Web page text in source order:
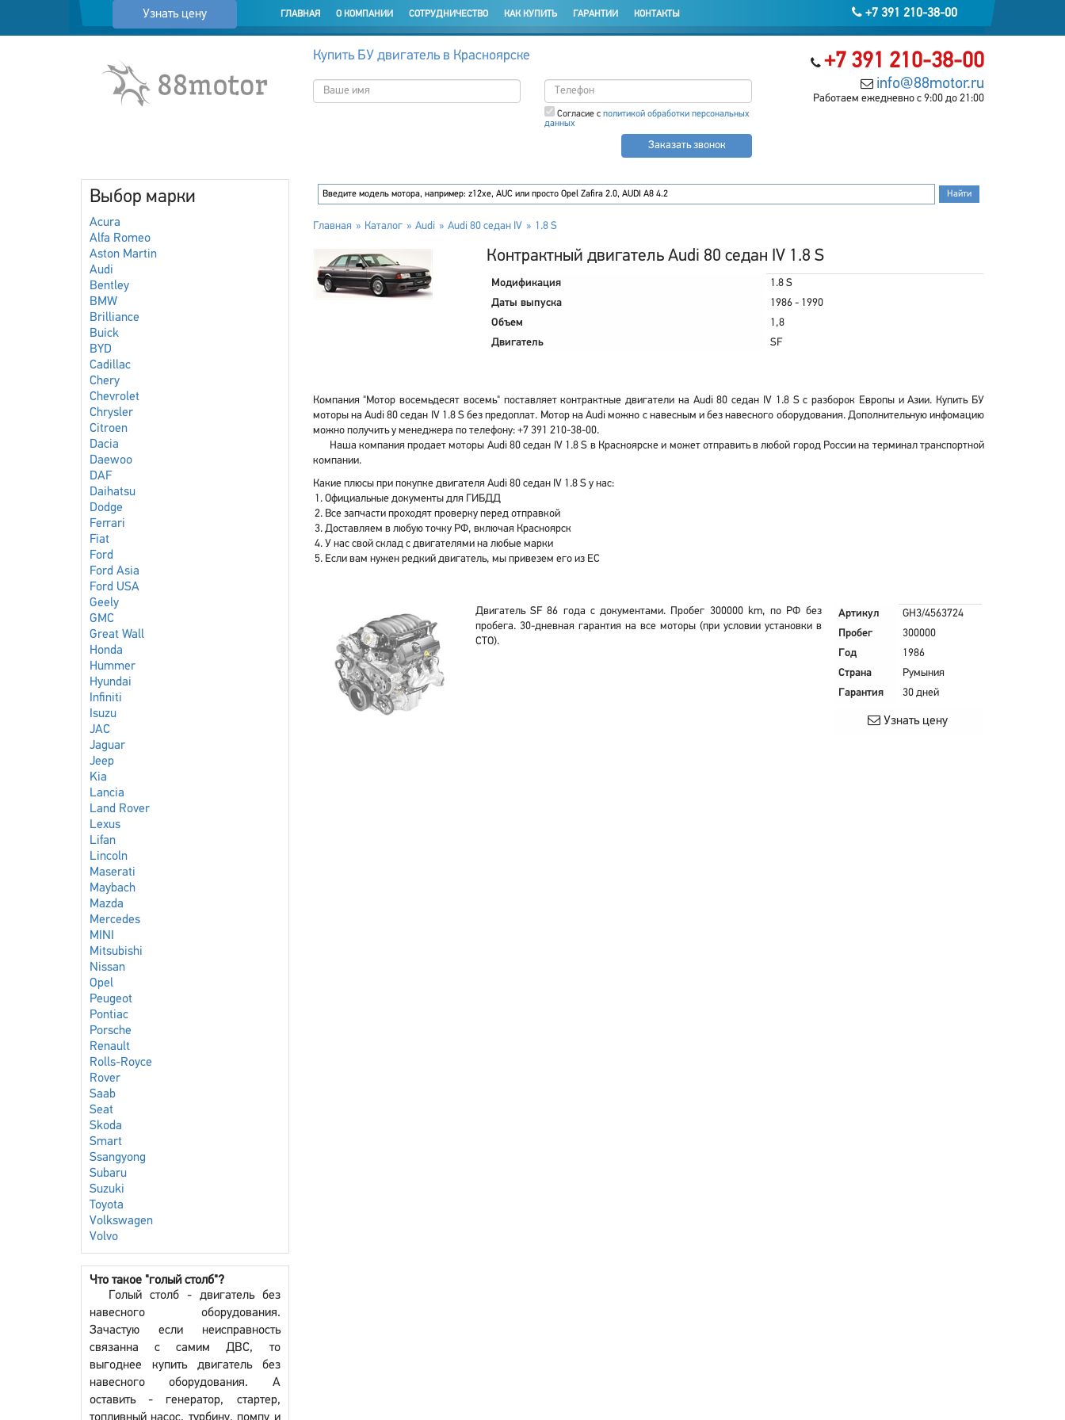
Узнать цену +7 391 210-38-00
ГЛАВНАЯ О КОМПАНИИ СОТРУДНИЧЕСТВО КАК КУПИТЬ ГАРАНТИИ КОНТАКТЫ
+7 391 210-38-00
info@88motor.ru
Работаем ежедневно с 9:00 до 21:00
Купить БУ двигатель в Красноярске
Согласие с политикой обработки персональных
данных
Заказать звонок
Выбор марки
Acura
Alfa Romeo
Aston Martin
Audi
Bentley
BMW
Brilliance
Buick
BYD
Cadillac
Chery
Chevrolet
Chrysler
Citroen
Dacia
Daewoo
DAF
Daihatsu
Dodge
Ferrari
Fiat
Ford
Ford Asia
Ford USA
Geely
GMC
Great Wall
Honda
Hummer
Hyundai
Infiniti
Isuzu
JAC
Jaguar
Jeep
Kia
Lancia
Land Rover
Lexus
Lifan
Lincoln
Maserati
Maybach
Mazda
Mercedes
MINI
Mitsubishi
Nissan
Opel
Peugeot
Pontiac
Porsche
Renault
Rolls-Royce
Rover
Saab
Seat
Skoda
Smart
Ssangyong
Subaru
Suzuki
Toyota
Volkswagen
Volvo
Что такое "голый столб"?
Голый столб - двигатель без
навесного оборудования.
Зачастую если неисправность
связанна с самим ДВС, то
выгоднее купить двигатель без
навесного оборудования. А
оставить - генератор, стартер,
Главная Каталог Audi Audi 80 седан IV 1.8 S
Контрактный двигатель Audi 80 седан IV 1.8 S
Модификация
1.8 S
Даты выпуска
1986 - 1990
Объем
1,8
Двигатель
SF
Компания "Мотор восемьдесят восемь" поставляет контрактные двигатели на Audi 80 седан IV 1.8 S с разборок Европы и Азии. Купить БУ
моторы на Audi 80 седан IV 1.8 S без предоплат. Мотор на Audi можно с навесным и без навесного оборудования. Дополнительную инфомацию
можно получить у менеджера по телефону: +7 391 210-38-00.
Наша компания продает моторы Audi 80 седан IV 1.8 S в Красноярске и может отправить в любой город России на терминал транспортной
компании.
Какие плюсы при покупке двигателя Audi 80 седан IV 1.8 S у нас:
Официальные документы для ГИБДД
Все запчасти проходят проверку перед отправкой
Доставляем в любую точку РФ, включая Красноярск
У нас свой склад с двигателями на любые марки
Если вам нужен редкий двигатель, мы привезем его из ЕС
Двигатель SF 86 года с документами. Пробег 300000 km, по РФ без
пробега. 30-дневная гарантия на все моторы (при условии установки в
СТО).
Артикул
GH3/4563724
Пробег
300000
Год
1986
Страна
Румыния
Гарантия
30 дней
Узнать цену